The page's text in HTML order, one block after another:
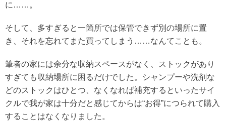
に……。
そして、多すぎると一箇所では保管できず別の場所に置
き、それを忘れてまた買ってしまう……なんてことも。
筆者の家には余分な収納スペースがなく、ストックがあり
すぎても収納場所に困るだけでした。シャンプーや洗剤な
どのストックはひとつ、なくなれば補充するといったサイ
クルで我が家は十分だと感じてからは“お得”につられて購入
することはなくなりました。